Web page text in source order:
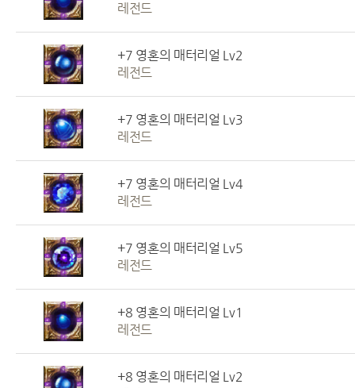
레전드
+7 영혼의 매터리얼 Lv2
레전드
+7 영혼의 매터리얼 Lv3
레전드
+7 영혼의 매터리얼 Lv4
레전드
+7 영혼의 매터리얼 Lv5
레전드
+8 영혼의 매터리얼 Lv1
레전드
+8 영혼의 매터리얼 Lv2